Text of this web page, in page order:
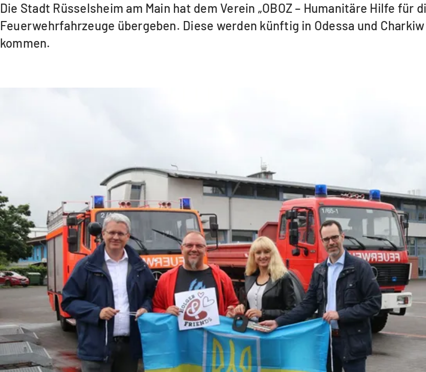
Die Stadt Rüsselsheim am Main hat dem Verein „OBOZ – Humanitäre Hilfe für
Feuerwehrfahrzeuge übergeben. Diese werden künftig in Odessa und
kommen.